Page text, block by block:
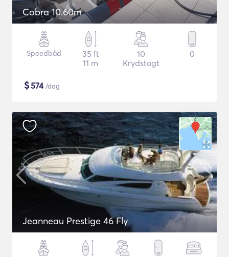
Cobra 10.60m
Speedbåd
35 ft
11 m
10
Krydstogt
0
$574/dag
Jeanneau Prestige 46 Fly